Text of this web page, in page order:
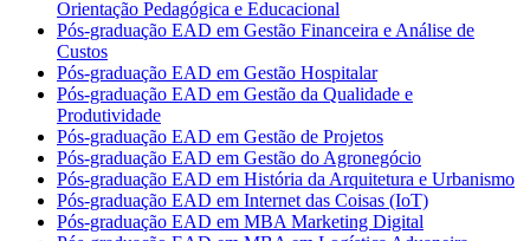
Orientação Pedagógica e Educacional
Pós-graduação EAD em Gestão Financeira e Análise de
Custos
Pós-graduação EAD em Gestão Hospitalar
Pós-graduação EAD em Gestão da Qualidade e
Produtividade
Pós-graduação EAD em Gestão de Projetos
Pós-graduação EAD em Gestão do Agronegócio
Pós-graduação EAD em História da Arquitetura e Urbanismo
Pós-graduação EAD em Internet das Coisas (IoT)
Pós-graduação EAD em MBA Marketing Digital